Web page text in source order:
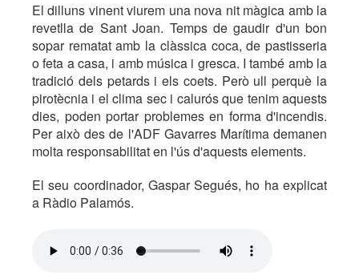
El dilluns vinent viurem una nova nit màgica amb la
revetlla de Sant Joan. Temps de gaudir d'un bon
sopar rematat amb la clàssica coca, de pastisseria
o feta a casa, i amb música i gresca. I també amb la
tradició dels petards i els coets. Però ull perquè la
pirotècnia i el clima sec i calurós que tenim aquests
dies, poden portar problemes en forma d'incendis.
Per això des de l'ADF Gavarres Marítima demanen
molta responsabilitat en l'ús d'aquests elements.
El seu coordinador, Gaspar Segués, ho ha explicat
a Ràdio Palamós.